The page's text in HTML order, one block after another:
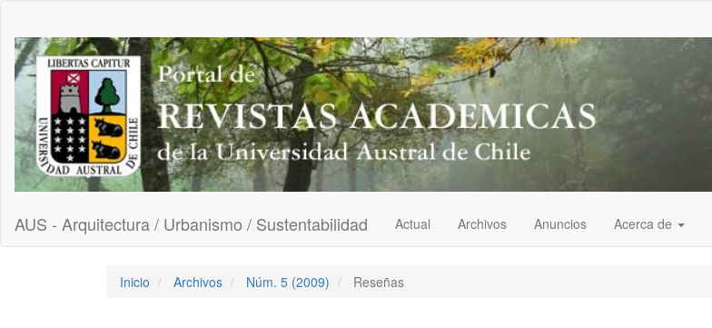
Contenido
principal
Barra
lateral
AUS - Arquitectura / Urbanismo / Sustentabilidad Actual Archivos Anuncios Acerca de
Inicio Archivos Núm. 5 (2009) Reseñas